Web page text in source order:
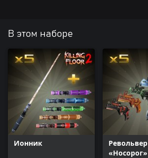
В этом наборе
Ионник
Револьвер
«Носорог»